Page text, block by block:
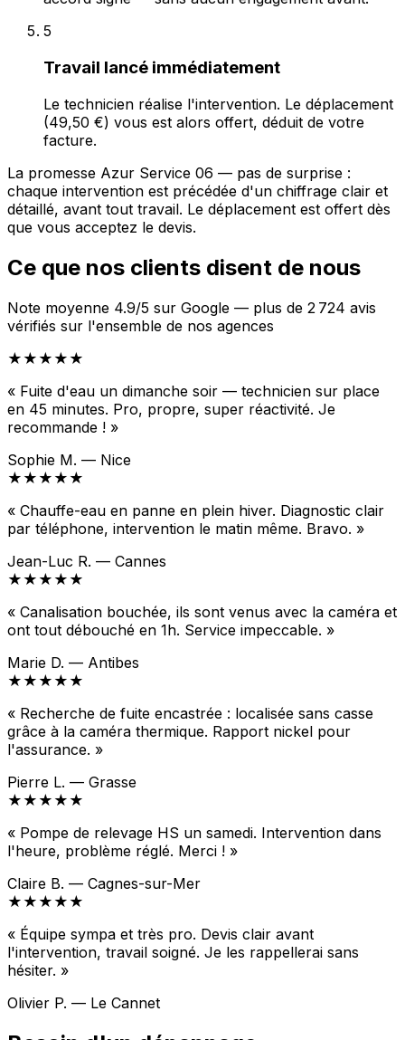
5
Travail lancé immédiatement
Le technicien réalise l'intervention. Le déplacement
(49,50 €) vous est alors offert, déduit de votre
facture.
La promesse Azur Service 06 — pas de surprise :
chaque intervention est précédée d'un chiffrage clair et
détaillé, avant tout travail. Le déplacement est offert dès
que vous acceptez le devis.
Ce que nos clients disent de nous
Note moyenne 4.9/5 sur Google — plus de 2 724 avis
vérifiés sur l'ensemble de nos agences
★★★★★
« Fuite d'eau un dimanche soir — technicien sur place
en 45 minutes. Pro, propre, super réactivité. Je
recommande ! »
Sophie M. — Nice
★★★★★
« Chauffe-eau en panne en plein hiver. Diagnostic clair
par téléphone, intervention le matin même. Bravo. »
Jean-Luc R. — Cannes
★★★★★
« Canalisation bouchée, ils sont venus avec la caméra et
ont tout débouché en 1h. Service impeccable. »
Marie D. — Antibes
★★★★★
« Recherche de fuite encastrée : localisée sans casse
grâce à la caméra thermique. Rapport nickel pour
l'assurance. »
Pierre L. — Grasse
★★★★★
« Pompe de relevage HS un samedi. Intervention dans
l'heure, problème réglé. Merci ! »
Claire B. — Cagnes-sur-Mer
★★★★★
« Équipe sympa et très pro. Devis clair avant
l'intervention, travail soigné. Je les rappellerai sans
hésiter. »
Olivier P. — Le Cannet